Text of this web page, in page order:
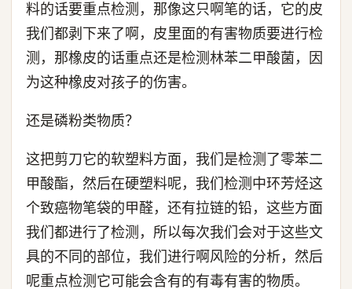
料的话要重点检测，那像这只啊笔的话，它的皮
我们都剥下来了啊，皮里面的有害物质要进行检
测，那橡皮的话重点还是检测林苯二甲酸菌，因
为这种橡皮对孩子的伤害。
还是磷粉类物质？
这把剪刀它的软塑料方面，我们是检测了零苯二
甲酸酯，然后在硬塑料呢，我们检测中环芳烃这
个致癌物笔袋的甲醛，还有拉链的铅，这些方面
我们都进行了检测，所以每次我们会对于这些文
具的不同的部位，我们进行啊风险的分析，然后
呢重点检测它可能会含有的有毒有害的物质。